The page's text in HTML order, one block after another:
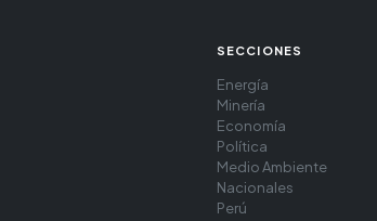
SECCIONES
Energía
Minería
Economía
Política
Medio Ambiente
Nacionales
Perú